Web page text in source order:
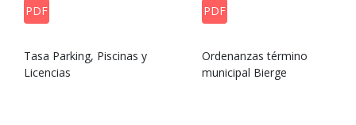
PDF
Tasa Parking, Piscinas y
Licencias
PDF
Ordenanzas término
municipal Bierge